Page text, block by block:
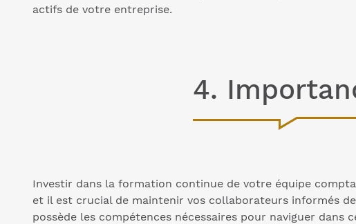
actifs de votre entreprise.
4.
Investir dans la formation continue de votre équipe
et il est crucial de maintenir vos collaborateurs informés
possède les compétences nécessaires pour naviguer dans